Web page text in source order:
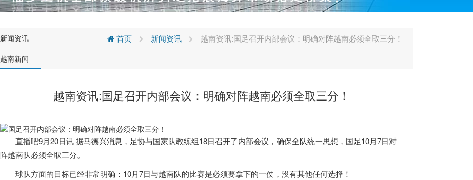
新闻资讯
越南新闻
首页 新闻资讯 越南资讯:国足召开内部会议：明确对阵越南必须全取三分！
越南资讯:国足召开内部会议：明确对阵越南必须全取三分！
直播吧9月20日讯 据马德兴消息，足协与国家队教练组18日召开了内部会议，确保全队统一思想，国足10月7日对
阵越南队必须全取三分。
球队方面的目标已经非常明确：10月7日与越南队的比赛是必须要拿下的一仗，没有其他任何选择！